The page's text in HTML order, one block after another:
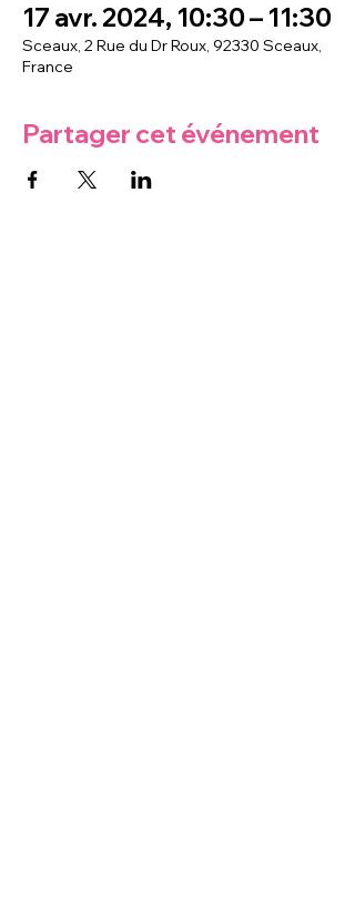
17 avr. 2024, 10:30 – 11:30
Sceaux, 2 Rue du Dr Roux, 92330 Sceaux,
France
Partager cet événement